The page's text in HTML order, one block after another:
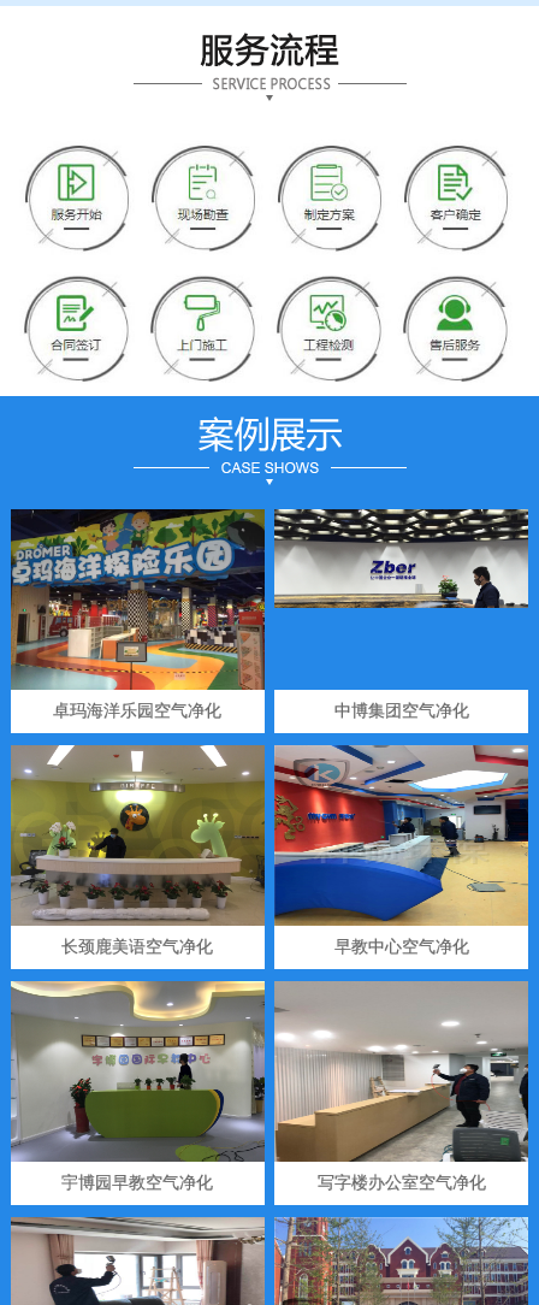
卓玛海洋乐园空气净化 中博集团空气净化
长颈鹿美语空气净化 早教中心空气净化
宇博园早教空气净化 写字楼办公室空气净化